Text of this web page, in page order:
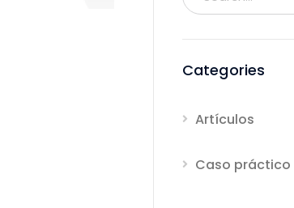
Categories
Artículos
Caso práctico